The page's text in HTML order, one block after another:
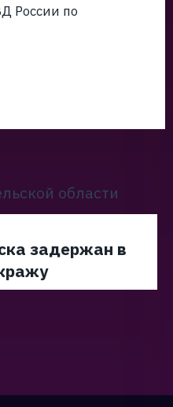
России по
области
задержан в